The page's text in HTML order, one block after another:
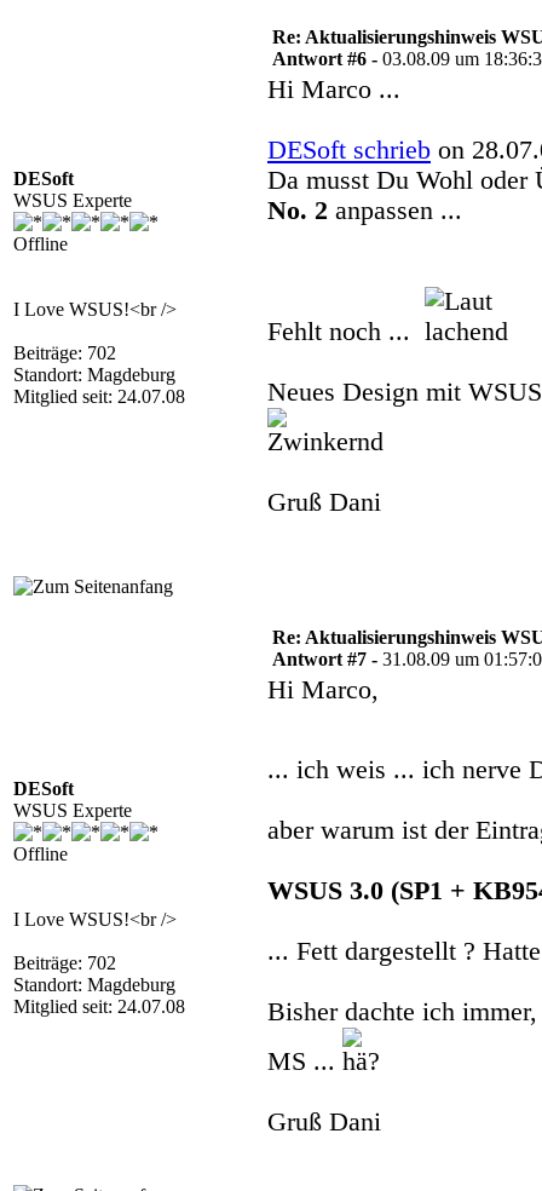
DESoft
WSUS Experte
Offline
I Love WSUS!<br />
Beiträge: 702
Standort: Magdeburg
Mitglied seit: 24.07.08
Re: Aktualisierungshinweis
Antwort #6 - 03.08.09 um
Hi Marco ...
DESoft schrieb on
Da musst Du Wohl
No. 2 anpassen ...
Fehlt noch ...
Neues Design mit
Gruß Dani
DESoft
WSUS Experte
Offline
I Love WSUS!<br />
Beiträge: 702
Standort: Magdeburg
Mitglied seit: 24.07.08
Re: Aktualisierungshinweis
Antwort #7 - 31.08.09 um
Hi Marco,
... ich weis ... ich nerve
aber warum ist der
WSUS 3.0 (SP1 +
... Fett dargestellt ?
Bisher dachte ich
MS ...
Gruß Dani